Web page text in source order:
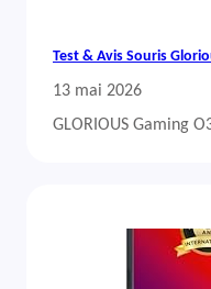
Test & Avis Souris
13 mai 2026
GLORIOUS Gaming